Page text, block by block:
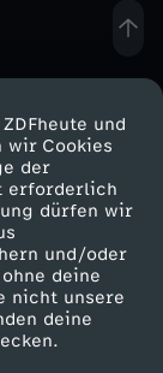
und
wir Cookies
der
erforderlich
dürfen wir
und/oder
deine
nicht unsere
deine